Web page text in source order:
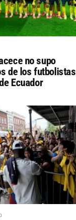
no supo
de los futbolistas
Ecuador